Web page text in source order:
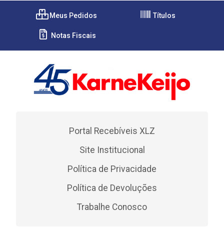
Meus Pedidos Títulos
Notas Fiscais
Portal Recebíveis XLZ
Site Institucional
Política de Privacidade
Política de Devoluções
Trabalhe Conosco